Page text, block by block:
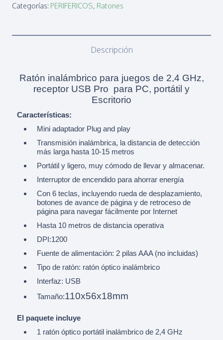
SLIM
Categorías: PERIFERICOS Ratones
Descripción
Ratón inalámbrico para juegos de 2,4 GHz,
receptor USB Pro para PC, portátil y
Escritorio
Características:
Mini adaptador Plug and play
Transmisión inalámbrica, la distancia de detección
más larga hasta 10-15 metros
Portátil y ligero, muy cómodo de llevar y almacenar.
Interruptor de encendido para ahorrar energía
Con 6 teclas, incluyendo rueda de desplazamiento,
botones de avance de página y de retroceso de
página para navegar fácilmente por Internet
Hasta 10 metros de distancia operativa
DPI:1200
Fuente de alimentación: 2 pilas AAA (no incluidas)
Tipo de ratón: ratón óptico inalámbrico
Interfaz: USB
Tamaño:110x56x18mm
El paquete incluye
1 ratón óptico portátil inalámbrico de 2,4 GHz